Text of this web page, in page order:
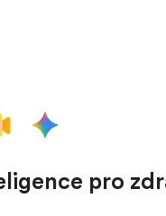
pro